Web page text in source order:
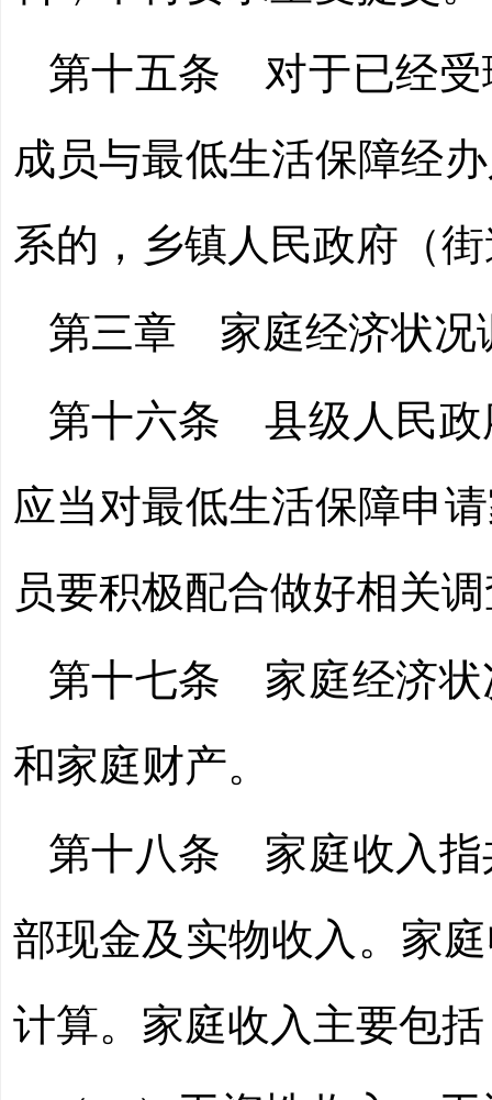
第十五条 对于已经受
成员与最低生活保障经
系的，乡镇人民政府（
第三章 家庭经济状况
第十六条县级人民
应当对最低生活保障申
员要积极配合做好相关
第十七条 家庭经济状
和家庭财产。
第十八条 家庭收入
部现金及实物收入。家
计算。家庭收入主要包